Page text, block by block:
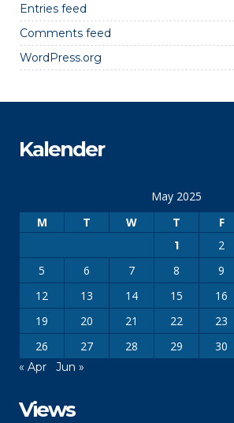
Entries feed
Comments feed
WordPress.org
Kalender
May 2025
M
T W T F
1 2
5
6 7 8 9
12
13 14 15 16
19
20 21 22 23
26
27 28 29 30
« Apr Jun »
Views